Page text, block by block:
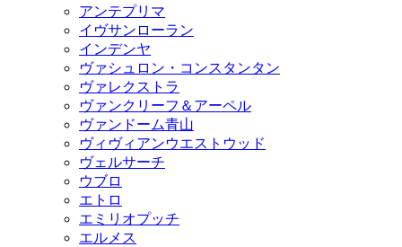
アンテプリマ
イヴサンローラン
インデンヤ
ヴァシュロン・コンスタンタン
ヴァレクストラ
ヴァンクリーフ＆アーペル
ヴァンドーム青山
ヴィヴィアンウエストウッド
ヴェルサーチ
ウブロ
エトロ
エミリオプッチ
エルメス